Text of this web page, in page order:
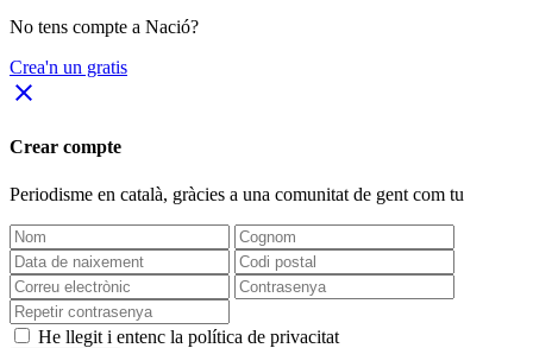
No tens compte a Nació?
Crea'n un gratis
close
Crear compte
Periodisme en català, gràcies a una comunitat de gent com tu
He llegit i entenc la política de privacitat